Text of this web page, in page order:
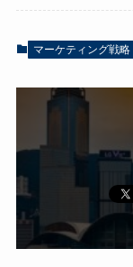
マーケティング戦略